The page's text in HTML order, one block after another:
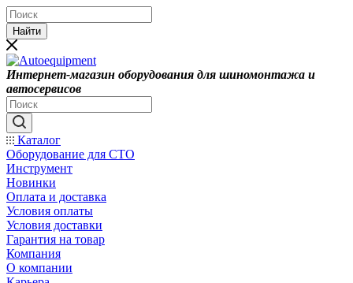
Найти
Интернет-магазин оборудования для шиномонтажа и
автосервисов
Каталог
Оборудование для СТО
Инструмент
Новинки
Оплата и доставка
Условия оплаты
Условия доставки
Гарантия на товар
Компания
О компании